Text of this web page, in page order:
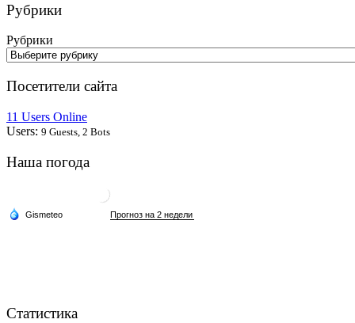
Рубрики
Рубрики
Посетители сайта
11 Users Online
Users: 9 Guests, 2 Bots
Наша погода
Статистика